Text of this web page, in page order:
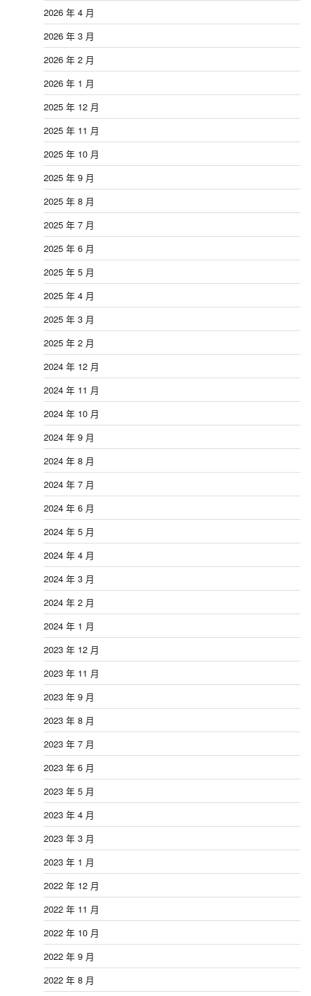
2026 年 4 月
2026 年 3 月
2026 年 2 月
2026 年 1 月
2025 年 12 月
2025 年 11 月
2025 年 10 月
2025 年 9 月
2025 年 8 月
2025 年 7 月
2025 年 6 月
2025 年 5 月
2025 年 4 月
2025 年 3 月
2025 年 2 月
2024 年 12 月
2024 年 11 月
2024 年 10 月
2024 年 9 月
2024 年 8 月
2024 年 7 月
2024 年 6 月
2024 年 5 月
2024 年 4 月
2024 年 3 月
2024 年 2 月
2024 年 1 月
2023 年 12 月
2023 年 11 月
2023 年 9 月
2023 年 8 月
2023 年 7 月
2023 年 6 月
2023 年 5 月
2023 年 4 月
2023 年 3 月
2023 年 1 月
2022 年 12 月
2022 年 11 月
2022 年 10 月
2022 年 9 月
2022 年 8 月